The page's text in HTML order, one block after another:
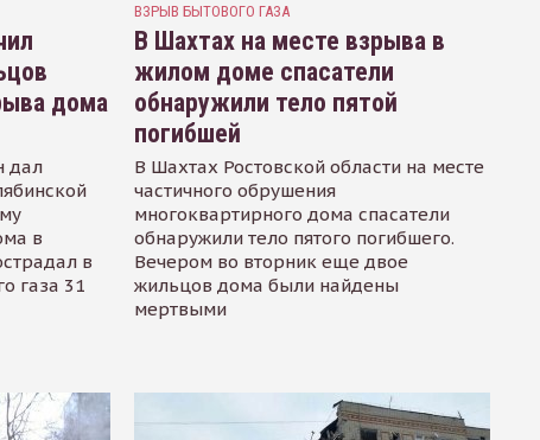
дома
дал
в
в
газа 31
ВЗРЫВ БЫТОВОГО ГАЗА
В Шахтах на месте взрыва в
жилом доме спасатели
обнаружили тело пятой
погибшей
В Шахтах Ростовской области на месте
частичного обрушения
многоквартирного дома спасатели
обнаружили тело пятого погибшего.
Вечером во вторник еще двое
жильцов дома были найдены
мертвыми